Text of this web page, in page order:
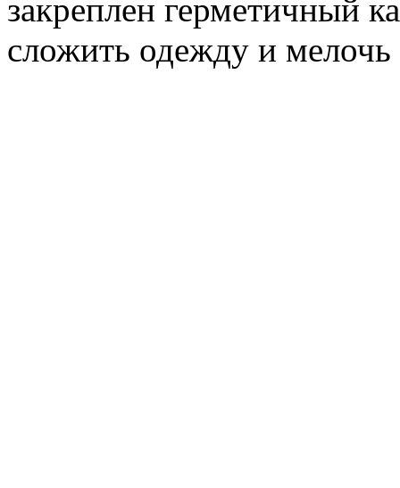
закреплен герметичный
сложить одежду и мелочь